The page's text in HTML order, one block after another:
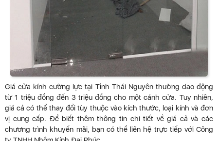
Giá cửa kính cường lực tại Tỉnh Thái Nguyên thường dao động
từ 1 triệu đồng đến 3 triệu đồng cho một cánh cửa. Tuy nhiên,
giá cả có thể thay đổi tùy thuộc vào kích thước, loại kính và đơn
vị cung cấp. Để biết thêm thông tin chi tiết về giá cả và các
chương trình khuyến mãi, bạn có thể liên hệ trực tiếp với Công